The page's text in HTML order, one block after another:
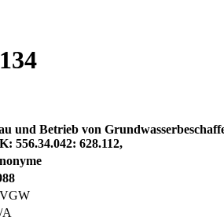
und Betrieb von
556.34.042: 628.112,